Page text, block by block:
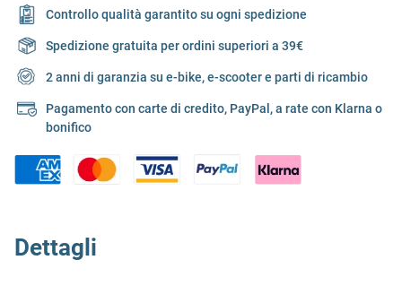
Controllo qualità garantito su ogni spedizione
Spedizione gratuita per ordini superiori a 39€
2 anni di garanzia su e-bike, e-scooter e parti di ricambio
Pagamento con carte di credito, PayPal, a rate con Klarna o
bonifico
Dettagli